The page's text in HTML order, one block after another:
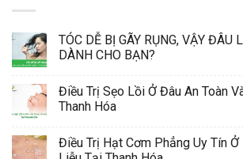
TÓC DỄ BỊ GÃY RỤNG, VẬY ĐÂU
DÀNH CHO BẠN?
Điều Trị Sẹo Lồi Ở Đâu An Toàn
Thanh Hóa
Điều Trị Hạt Cơm Phẳng Uy Tín Ở